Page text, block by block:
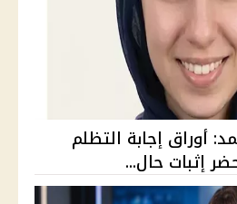
محمد: أوراق إجابة التظلم
إثبات حال...